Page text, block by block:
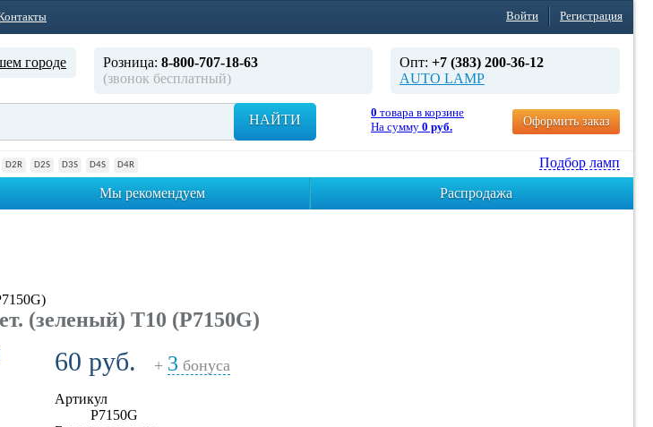
Войти Регистрация
городе Розница: 8-800-707-18-63
(звонок бесплатный)
Опт: +7 (383) 200-36-12
AUTO LAMP
НАЙТИ 0 товара в корзине
На сумму 0 руб. Оформить заказ
D2R D2S D3S D4S D4R
Подбор ламп
Мы рекомендуем Распродажа
(зеленый) T10 (P7150G)
60 руб. + 3 бонуса
Артикул
P7150G